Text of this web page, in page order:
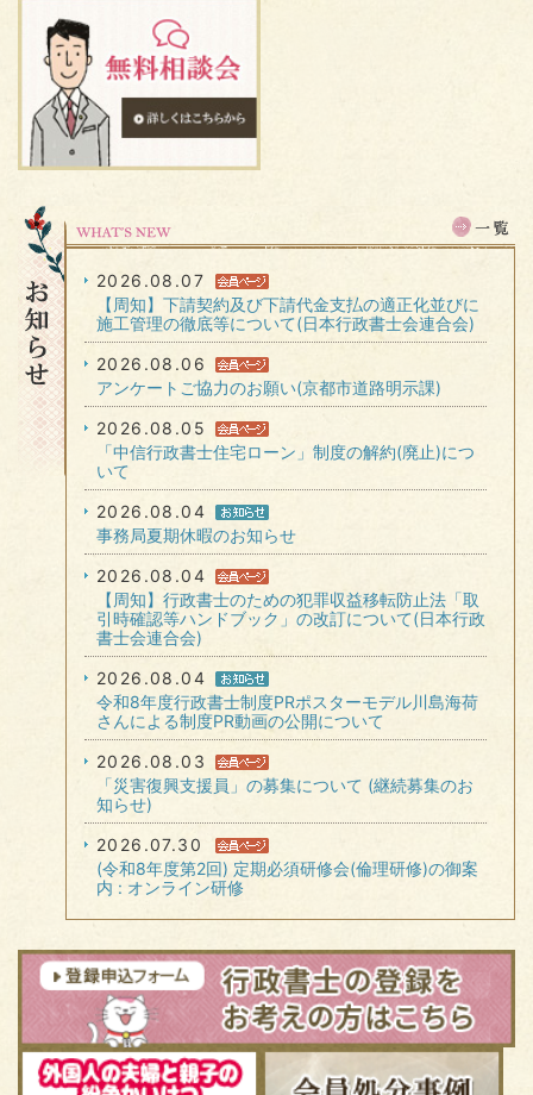
2026.08.07
【周知】下請契約及び下請代金支払の適正化並びに
施工管理の徹底等について(日本行政書士会連合会)
2026.08.06
アンケートご協力のお願い(京都市道路明示課)
2026.08.05
「中信行政書士住宅ローン」制度の解約(廃止)につ
いて
2026.08.04
事務局夏期休暇のお知らせ
2026.08.04
【周知】行政書士のための犯罪収益移転防止法「取
引時確認等ハンドブック」の改訂について(日本行政
書士会連合会)
2026.08.04
令和8年度行政書士制度PRポスターモデル川島海荷
さんによる制度PR動画の公開について
2026.08.03
「災害復興支援員」の募集について (継続募集のお
知らせ)
2026.07.30
(令和8年度第2回) 定期必須研修会(倫理研修)の御案
内 : オンライン研修